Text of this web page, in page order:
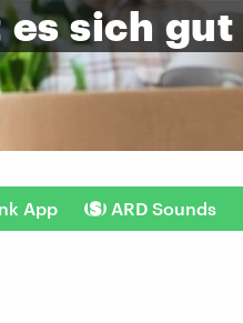
es sich gut
App ARD Sounds